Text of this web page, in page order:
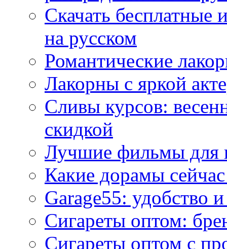
Скачать
на русском
Романтические
Лакорны с яркой
Сливы курсов:
скидкой
Лучшие фильмы для
Какие дорамы
Garage55: удобство
Сигареты оптом:
Сигареты оптом с